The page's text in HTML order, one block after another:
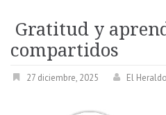
Gratitud y
compartidos
27 diciembre, 2025 El Heraldo